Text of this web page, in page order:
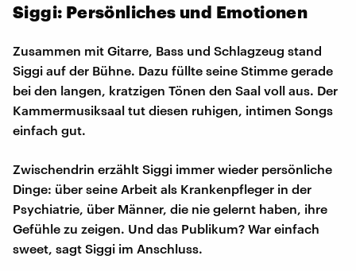
Siggi: Persönliches und Emotionen
Zusammen mit Gitarre, Bass und Schlagzeug stand
Siggi auf der Bühne. Dazu füllte seine Stimme gerade
bei den langen, kratzigen Tönen den Saal voll aus. Der
Kammermusiksaal tut diesen ruhigen, intimen Songs
einfach gut.
Zwischendrin erzählt Siggi immer wieder persönliche
Dinge: über seine Arbeit als Krankenpfleger in der
Psychiatrie, über Männer, die nie gelernt haben, ihre
Gefühle zu zeigen. Und das Publikum? War einfach
sweet, sagt Siggi im Anschluss.